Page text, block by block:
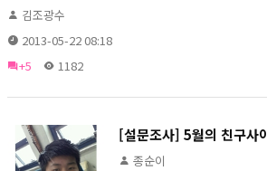
김조광수
2013-05-22 08:18
+5
1182
[설문조사] 5월의 친구사
종순이